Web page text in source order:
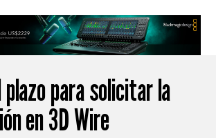
para solicitar la
en 3D Wire